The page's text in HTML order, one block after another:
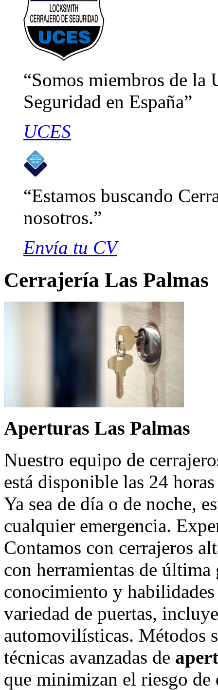
Somos miembros de la
Seguridad en España
UCES
Estamos buscando
nosotros.
Envía tu CV
Cerrajería Las Palmas
Aperturas Las Palmas
Nuestro equipo de
está disponible las 24
Ya sea de día o de noche,
cualquier emergencia.
Contamos con cerrajeros
con herramientas de
conocimiento y
variedad de puertas,
automovilísticas. Métodos
técnicas avanzadas de
que minimizan el riesgo de